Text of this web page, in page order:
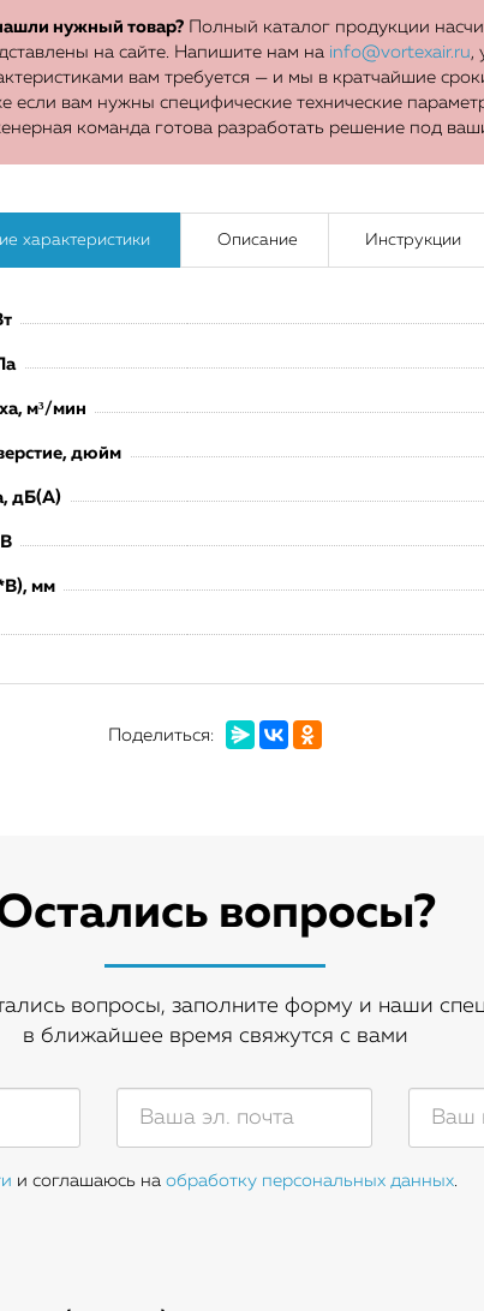
нужный товар?Полный каталог продукции
на сайте. Напишите нам на info@vortexair.ru,
вам требуется — и мы в кратчайшие
если вам нужны специфические технические
команда готова разработать решение под
характеристики Описание Инструкции
м³/мин
дюйм
дБ(А)
мм
Поделиться:
вопросы?
вопросы, заполните форму и наши
в ближайшее время свяжутся с вами
и соглашаюсь на обработку персональных данных.